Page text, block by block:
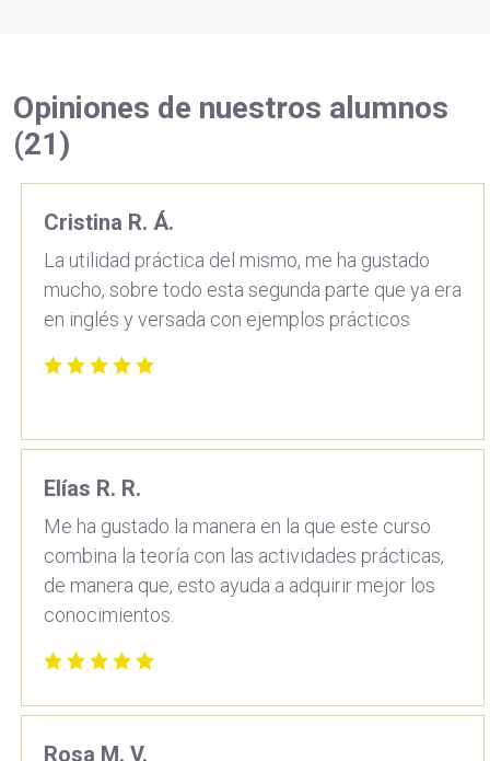
Opiniones de nuestros alumnos
(21)
Cristina R. Á.
La utilidad práctica del mismo, me ha gustado
mucho, sobre todo esta segunda parte que ya era
en inglés y versada con ejemplos prácticos
Elías R. R.
Me ha gustado la manera en la que este curso
combina la teoría con las actividades prácticas,
de manera que, esto ayuda a adquirir mejor los
conocimientos.
Rosa M. V.